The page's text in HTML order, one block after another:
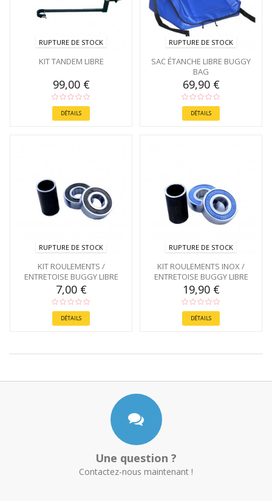
RUPTURE DE STOCK
KIT TANDEM LIBRE
99,00 €
DÉTAILS
RUPTURE DE STOCK
SAC ÉTANCHE LIBRE BUGGY
BAG
69,90 €
DÉTAILS
RUPTURE DE STOCK
KIT ROULEMENTS /
ENTRETOISE BUGGY LIBRE
7,00 €
DÉTAILS
RUPTURE DE STOCK
KIT ROULEMENTS INOX /
ENTRETOISE BUGGY LIBRE
19,90 €
DÉTAILS
Une question ?
Contactez-nous maintenant !